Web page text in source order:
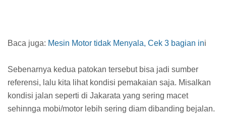
Baca juga: Mesin Motor tidak Menyala, Cek 3 bagian ini
Sebenarnya kedua patokan tersebut bisa jadi sumber
referensi, lalu kita lihat kondisi pemakaian saja. Misalkan
kondisi jalan seperti di Jakarata yang sering macet
sehinnga mobi/motor lebih sering diam dibanding bejalan.